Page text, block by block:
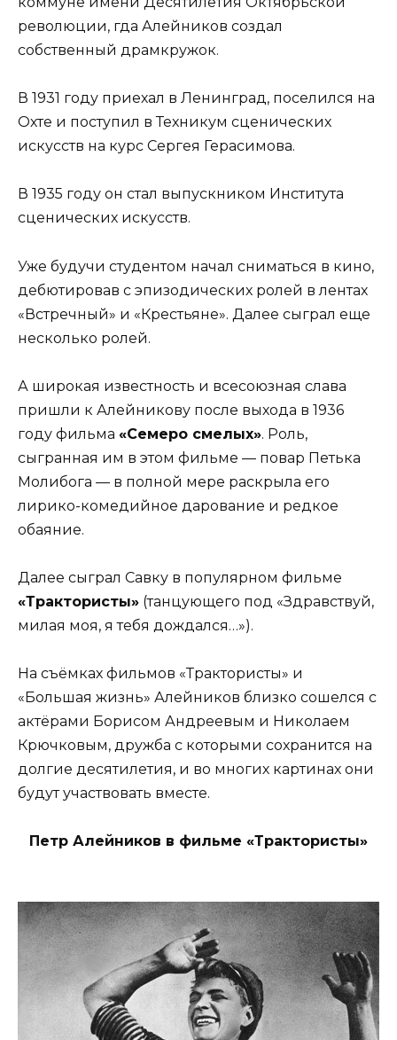
революции, гда Алейников создал
собственный драмкружок.
В 1931 году приехал в Ленинград, поселился на
Охте и поступил в Техникум сценических
искусств на курс Сергея Герасимова.
В 1935 году он стал выпускником Института
сценических искусств.
Уже будучи студентом начал сниматься в кино,
дебютировав с эпизодических ролей в лентах
«Встречный» и «Крестьяне». Далее сыграл еще
несколько ролей.
А широкая известность и всесоюзная слава
пришли к Алейникову после выхода в 1936
году фильма «Семеро смелых». Роль,
сыгранная им в этом фильме — повар Петька
Молибога — в полной мере раскрыла его
лирико-комедийное дарование и редкое
обаяние.
Далее сыграл Савку в популярном фильме
«Трактористы» (танцующего под «Здравствуй,
милая моя, я тебя дождался…»).
На съёмках фильмов «Трактористы» и
«Большая жизнь» Алейников близко сошелся с
актёрами Борисом Андреевым и Николаем
Крючковым, дружба с которыми сохранится на
долгие десятилетия, и во многих картинах они
будут участвовать вместе.
Петр Алейников в фильме «Трактористы»